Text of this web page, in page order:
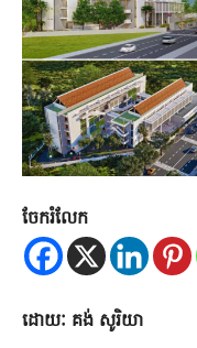
ចែករំលែក
ដោយៈ គង់ សូរិយា